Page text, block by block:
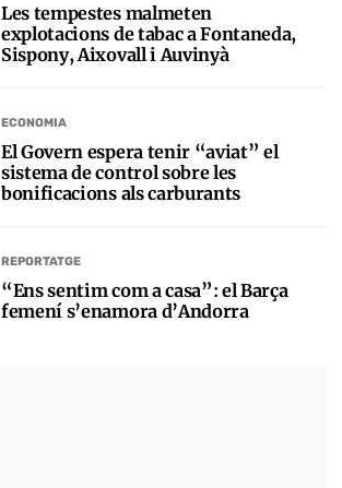
Les tempestes malmeten
explotacions de tabac a Fontaneda,
Sispony, Aixovall i Auvinyà
ECONOMIA
El Govern espera tenir “aviat” el
sistema de control sobre les
bonificacions als carburants
REPORTATGE
“Ens sentim com a casa”: el Barça
femení s’enamora d’Andorra